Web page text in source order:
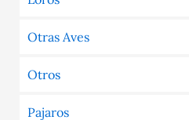
Otras Aves
Otros
Pajaros